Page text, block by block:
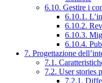
6.10. Gestire i
6.10.1.
6.10.2.
6.10.3.
6.10.4.
7. Progettazione
7.1.
7.2. User stories
7.2.1.